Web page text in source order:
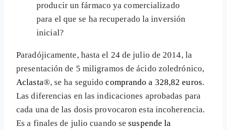
producir un fármaco ya comercializado
para el que se ha recuperado la inversión
inicial?
Paradójicamente, hasta el 24 de julio de 2014, la
presentación de 5 miligramos de ácido zoledrónico,
Aclasta®, se ha seguidocomprando a 328,82 euros.
Las diferencias en las indicaciones aprobadas para
cada una de las dosis provocaron esta incoherencia.
Es a finales de julio cuando sesuspende la